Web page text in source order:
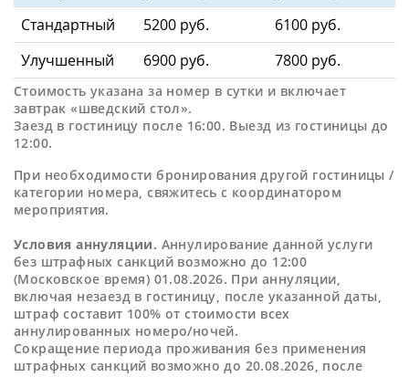
Стандартный
5200 руб.
6100 руб.
Улучшенный
6900 руб. 7800 руб.
Стоимость указана за номер в сутки и включает
завтрак «шведский стол».
Заезд в гостиницу после 16:00. Выезд из гостиницы до
12:00.
При необходимости бронирования другой гостиницы /
категории номера, свяжитесь с координатором
мероприятия.
Условия аннуляции. Аннулирование данной услуги
без штрафных санкций возможно до 12:00
(Московское время) 01.08.2026. При аннуляции,
включая незаезд в гостиницу, после указанной даты,
штраф составит 100% от стоимости всех
аннулированных номеро/ночей.
Сокращение периода проживания без применения
штрафных санкций возможно до 20.08.2026, после